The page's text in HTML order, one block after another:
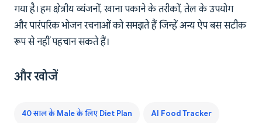
गया है। हम क्षेत्रीय व्यंजनों, खाना पकाने के तरीकों, तेल के उपयोग
और पारंपरिक भोजन रचनाओं को समझते हैं जिन्हें अन्य ऐप बस सटीक
रूप से नहीं पहचान सकते हैं।
और खोजें
40 साल के Male के लिए Diet Plan AI Food Tracker